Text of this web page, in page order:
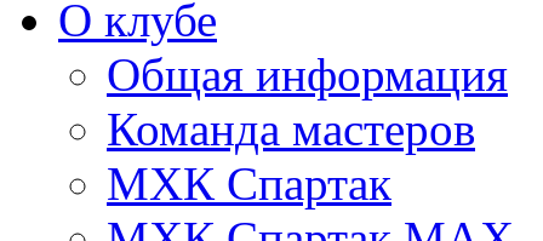
О клубе
Общая информация
Команда мастеров
МХК Спартак